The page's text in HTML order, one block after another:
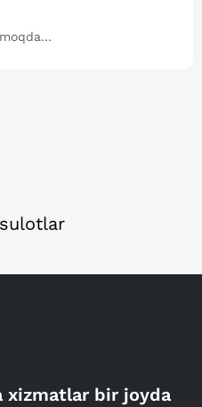
xizmatlar bir joyda